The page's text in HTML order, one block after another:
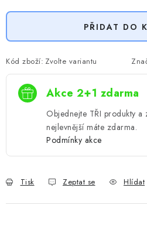
PŘIDAT DO
Kód zboží: Zvolte variantu
Akce 2+1 zdarma
Objednejte TŘI produkty a
nejlevnější máte zdarma.
Podmínky akce
Tisk Zeptat se Hlídat